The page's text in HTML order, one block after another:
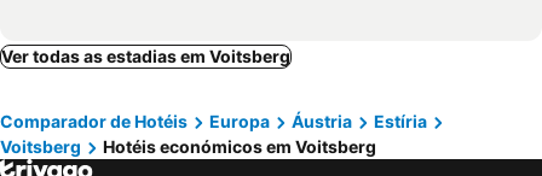
Ver todas as estadias em Voitsberg
Comparador de Hotéis Europa Áustria
Estíria
Voitsberg
Hotéis económicos em Voitsberg